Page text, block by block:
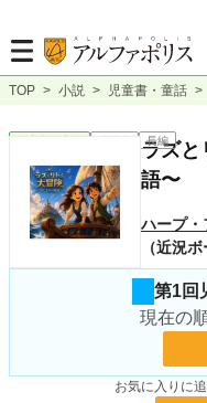
TOP > 小説 > 児童書・童話 >
長編
ラズと
語〜
ハープ・
（近況ボ
第1回
現在の
お気に入りに